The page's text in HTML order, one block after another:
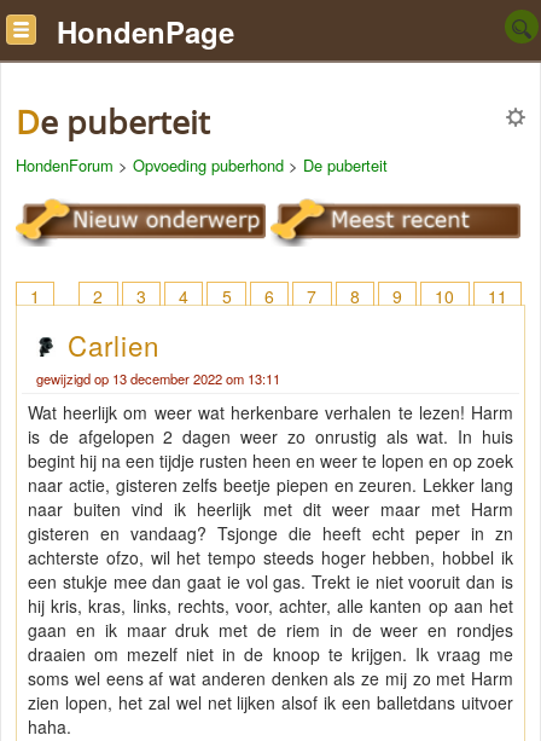
HondenPage
De puberteit
HondenForum > Opvoeding puberhond > De puberteit
1 2 3 4 5 6 7 8 9 10
11
Carlien
gewijzigd op 13 december 2022 om 13:11
Wat heerlijk om weer wat herkenbare verhalen te lezen! Harm
is de afgelopen 2 dagen weer zo onrustig als wat. In huis
begint hij na een tijdje rusten heen en weer te lopen en op zoek
naar actie, gisteren zelfs beetje piepen en zeuren. Lekker lang
naar buiten vind ik heerlijk met dit weer maar met Harm
gisteren en vandaag? Tsjonge die heeft echt peper in zn
achterste ofzo, wil het tempo steeds hoger hebben, hobbel ik
een stukje mee dan gaat ie vol gas. Trekt ie niet vooruit dan is
hij kris, kras, links, rechts, voor, achter, alle kanten op aan het
gaan en ik maar druk met de riem in de weer en rondjes
draaien om mezelf niet in de knoop te krijgen. Ik vraag me
soms wel eens af wat anderen denken als ze mij zo met Harm
zien lopen, het zal wel net lijken alsof ik een balletdans uitvoer
haha.